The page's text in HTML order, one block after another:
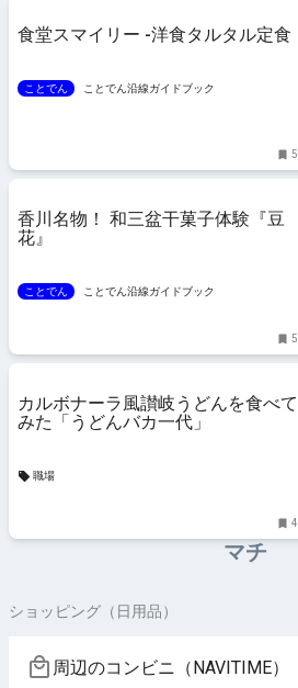
食堂スマイリー -洋食タルタル定食
ことでん ことでん沿線ガイドブック
5
香川名物！ 和三盆干菓子体験『豆
花』
ことでん ことでん沿線ガイドブック
5
カルボナーラ風讃岐うどんを食べて
みた「うどんバカ一代」
職場
4
マチ
ショッピング（日用品）
周辺のコンビニ（NAVITIME）